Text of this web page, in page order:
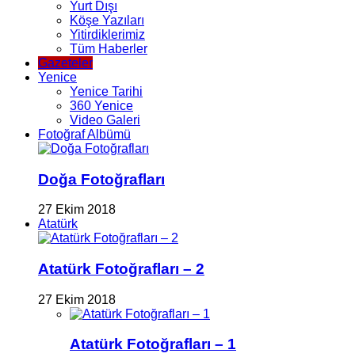
Yurt Dışı
Köşe Yazıları
Yitirdiklerimiz
Tüm Haberler
Gazeteler
Yenice
Yenice Tarihi
360 Yenice
Video Galeri
Fotoğraf Albümü
Doğa Fotoğrafları
27 Ekim 2018
Atatürk
Atatürk Fotoğrafları – 2
27 Ekim 2018
Atatürk Fotoğrafları – 1